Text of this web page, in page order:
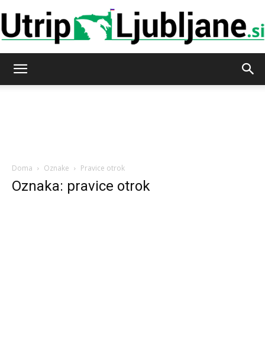
Doma Oznake Pravice otrok
Oznaka: pravice otrok